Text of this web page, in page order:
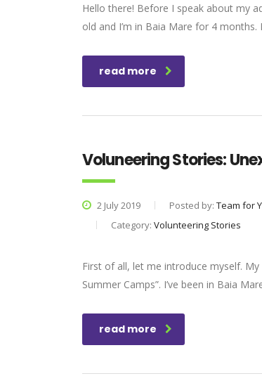
Hello there! Before I speak about my
old and I’m in Baia Mare for 4
read more
Voluneering Stories:
2 July 2019 Posted by: Team for
Category: Volunteering Stories
First of all, let me introduce myself.
Summer Camps”. I’ve been in Baia
read more